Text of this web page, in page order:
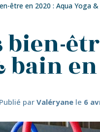
être en 2020 : Aqua Yoga
bain
Publié par Valéryane le 6